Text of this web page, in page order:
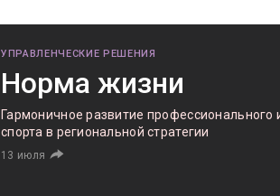
УПРАВЛЕНЧЕСКИЕ РЕШЕНИЯ
Норма жизни
Гармоничное развитие профессионального
спорта в региональной стратегии
13 июля